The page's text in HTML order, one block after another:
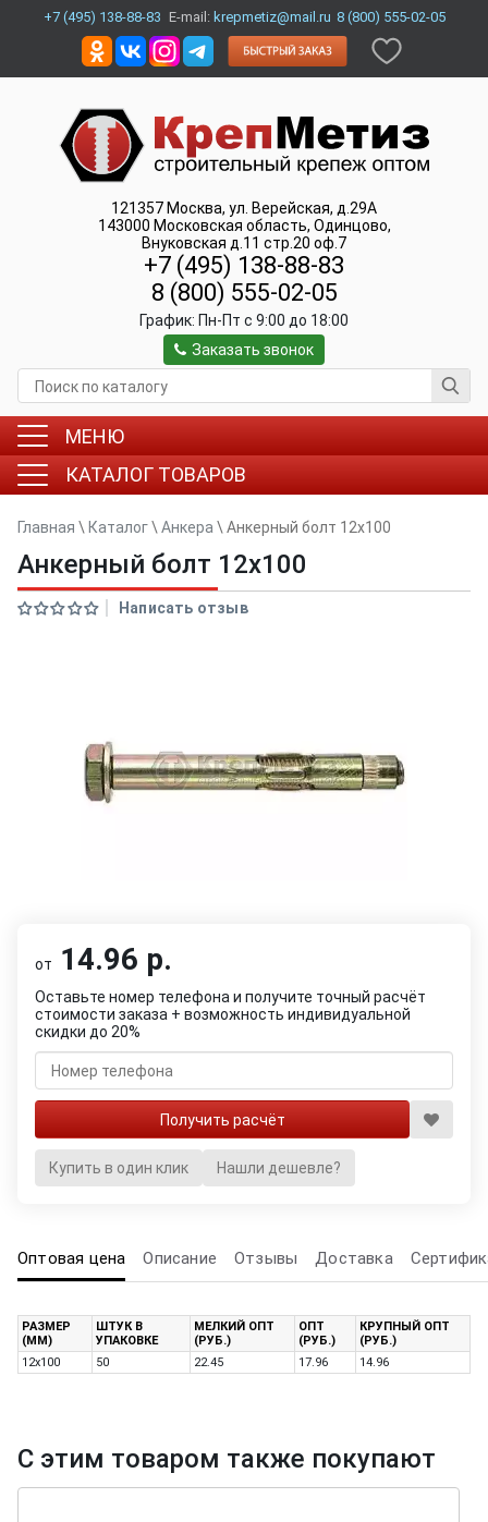
+7 (495) 138-88-83 E-mail: krepmetiz@mail.ru 8 (800) 555-02-05
121357 Москва, ул. Верейская, д.29А
143000 Московская область, Одинцово,
Внуковская д.11 стр.20 оф.7
+7 (495) 138-88-83
8 (800) 555-02-05
График: Пн-Пт c 9:00 до 18:00
Заказать звонок
МЕНЮ
КАТАЛОГ ТОВАРОВ
Главная \ Каталог\ Анкера \ Анкерный болт 12x100
Анкерный болт 12x100
Написать отзыв
от 14.96 р.
Оставьте номер телефона и получите точный расчёт
стоимости заказа + возможность индивидуальной
скидки до 20%
Купить в один клик Нашли дешевле?
Оптовая цена Описание Отзывы Доставка
РАЗМЕР
(ММ)
ШТУК В
УПАКОВКЕ
МЕЛКИЙ ОПТ
(РУБ.)
ОПТ
(РУБ.)
КРУПНЫЙ ОПТ
(РУБ.)
12х100
50 22.45 17.96 14.96
С этим товаром также покупают